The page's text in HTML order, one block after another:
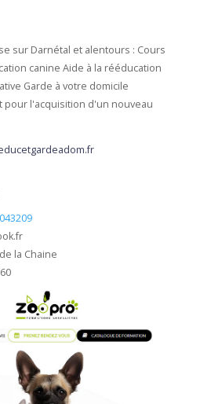
sur Darnétal et alentours : Cours
canine Aide à la rééducation
Garde à votre domicile
pour l'acquisition d'un nouveau
la Chaine